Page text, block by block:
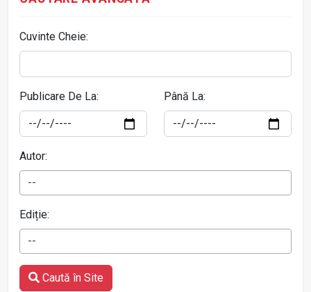
Cuvinte Cheie:
Publicare De La: Până La:
Autor:
--
Ediție:
--
Caută în Site